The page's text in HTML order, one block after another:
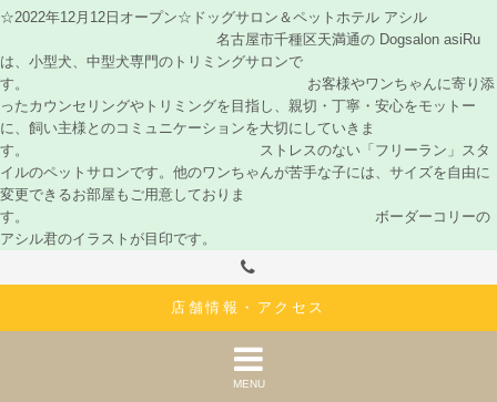
☆2022年12月12日オープン☆ドッグサロン＆ペットホテル アシル
名古屋市千種区天満通の Dogsalon asiRu
は、小型犬、中型犬専門のトリミングサロンで
す。 お客様やワンちゃんに寄り添
ったカウンセリングやトリミングを目指し、親切・丁寧・安心をモットー
に、飼い主様とのコミュニケーションを大切にしていきま
す。 ストレスのない「フリーラン」スタ
イルのペットサロンです。他のワンちゃんが苦手な子には、サイズを自由に
変更できるお部屋もご用意しておりま
す。 ボーダーコリーの
アシル君のイラストが目印です。
店舗情報・アクセス
MENU